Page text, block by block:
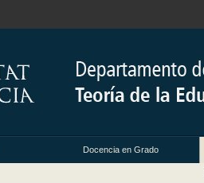
Docencia en Grado